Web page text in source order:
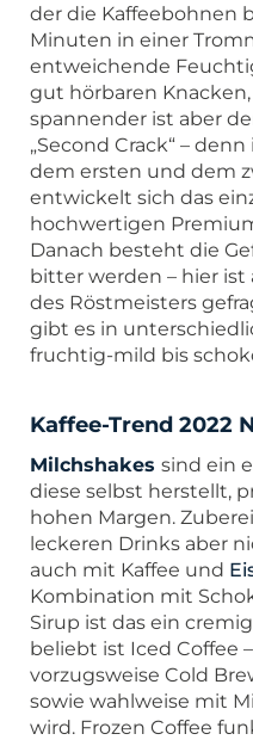
der die Kaffeebohnen
Minuten in einer
entweichende
gut hörbaren Knacken,
spannender ist aber
„Second Crack“ –
dem ersten und dem
entwickelt sich das
hochwertigen
Danach besteht die
bitter werden – hier
des Röstmeisters
gibt es in
fruchtig-mild bis
Kaffee-Trend 2022
Milchshakes sind ein
diese selbst herstellt,
hohen Margen.
leckeren Drinks aber
auch mit Kaffee und
Kombination mit
Sirup ist das ein
beliebt ist Iced Coffee
vorzugsweise Cold
sowie wahlweise mit
wird. Frozen Coffee